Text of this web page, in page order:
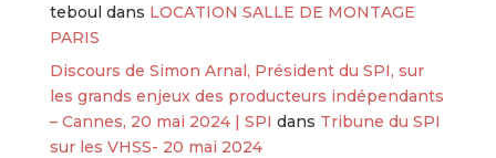
teboul dans LOCATION SALLE DE MONTAGE
PARIS
Discours de Simon Arnal, Président du SPI, sur
les grands enjeux des producteurs indépendants
– Cannes, 20 mai 2024 | SPI dans Tribune du SPI
sur les VHSS- 20 mai 2024